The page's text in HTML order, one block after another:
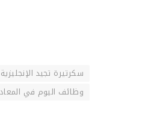
سكرتيرة تجيد الإنجليزية
وظائف اليوم في